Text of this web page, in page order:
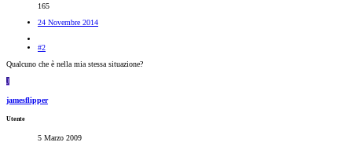
165
24 Novembre 2014
#2
Qualcuno che è nella mia stessa situazione?
J
jamesflipper
Utente
5 Marzo 2009